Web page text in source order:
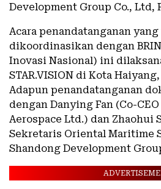
Development Group Co., Ltd,
Acara penandatanganan
dikoordinasikan dengan
Inovasi Nasional) ini
STAR.VISION di Kota
Adapun penandatanganan
dengan Danying Fan (Co-CEO
Aerospace Ltd.) dan Zhaohui
Sekretaris Oriental Maritime
Shandong Development